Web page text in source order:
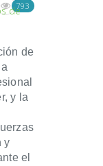
de793
de
y la
y
el